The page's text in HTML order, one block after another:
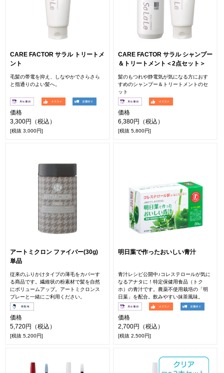
CARE FACTOR サラル トリートメ
ント
毛髪の帯電を抑え、しなやかでさらさら
と指通りのよい髪へ。
価格
3,300円（税込）
[税抜 3,000円]
CARE FACTOR サラル シャンプー
＆トリートメント＜2点セット＞
髪のもつれや静電気が気になる方におす
すめのシャンプー＆トリートメントのセ
ット
価格
6,380円（税込）
[税抜 5,800円]
アートミクロン ファイバー(30g)
単品
従来のふりかけタイプの薄毛をカバーす
る商品です。繊維状の粉素材で髪を自然
にボリュームアップ。アートミクロンス
プレーと一緒にご利用ください。
価格
5,720円（税込）
[税抜 5,200円]
明日葉で作ったおいしい青汁
青汁レシピ公開中♪コレステロールが気に
なるアナタに！特定保健用食品（トク
ホ）の青汁です。農薬不使用栽培の「明
日葉」を配合。飲みやすい抹茶風味。
価格
2,700円（税込）
[税抜 2,500円]